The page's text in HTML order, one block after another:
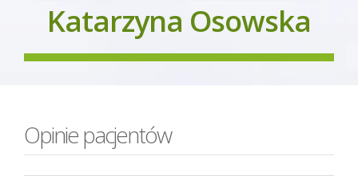
Katarzyna Osowska
Opinie pacjentów